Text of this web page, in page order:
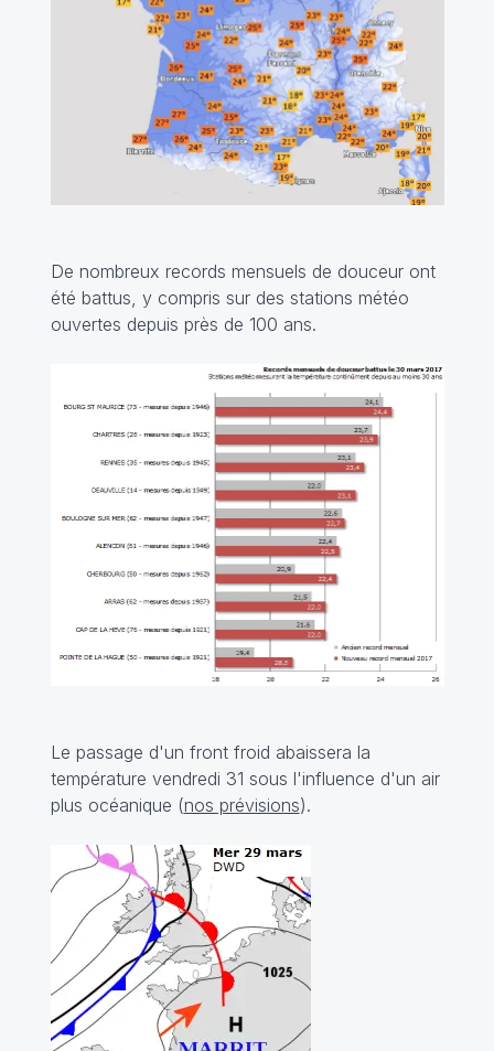
De nombreux records mensuels de douceur ont
été battus, y compris sur des stations météo
ouvertes depuis près de 100 ans.
Le passage d'un front froid abaissera la
température vendredi 31 sous l'influence d'un air
plus océanique (nos prévisions).